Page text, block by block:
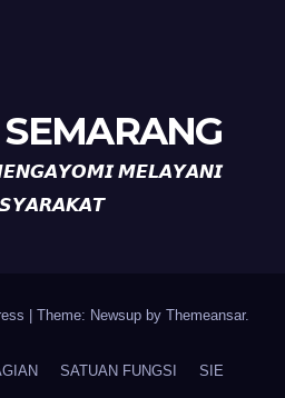
𝙈𝙀𝙇𝘼𝙔𝘼𝙉𝙄
Theme: Newsup by Themeansar.
SATUAN FUNGSI SIE